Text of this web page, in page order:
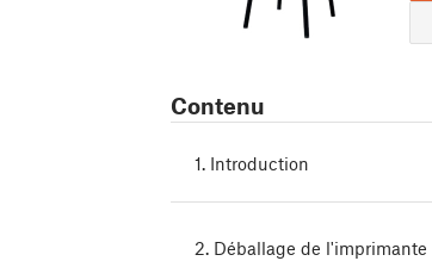
Contenu
1. Introduction
2. Déballage de l'imprimante